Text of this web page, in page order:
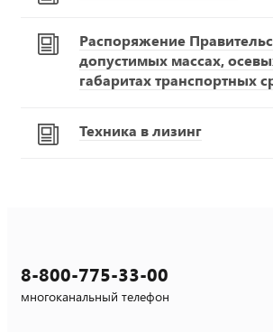
Распоряжение
допустимых массах,
габаритах транспортных
Техника в лизинг
8-800-775-33-00
многоканальный телефон